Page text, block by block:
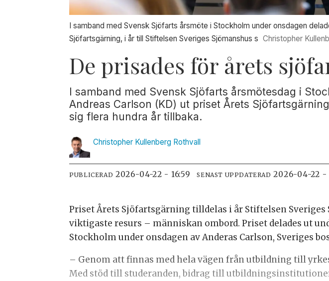
I samband med Svensk Sjöfarts årsmöte i Stockholm under onsdagen
Sjöfartsgärning, i år till Stiftelsen Sveriges Sjömanshus s Christopher
De prisades för årets
I samband med Svensk Sjöfarts årsmötesdag i
Andreas Carlson (KD) ut priset Årets
sig flera hundra år tillbaka.
Christopher Kullenberg Rothvall
PUBLICERAD 2026-04-22 - 16:59 SENAST UPPDATERAD 2026-04-22 -
Priset Årets Sjöfartsgärning tilldelas i år Stiftelsen
viktigaste resurs – människan ombord. Priset delades ut
Stockholm under onsdagen av Anderas Carlson, Sveriges
– Genom att finnas med hela vägen från utbildning till
Med stöd till studeranden, bidrag till